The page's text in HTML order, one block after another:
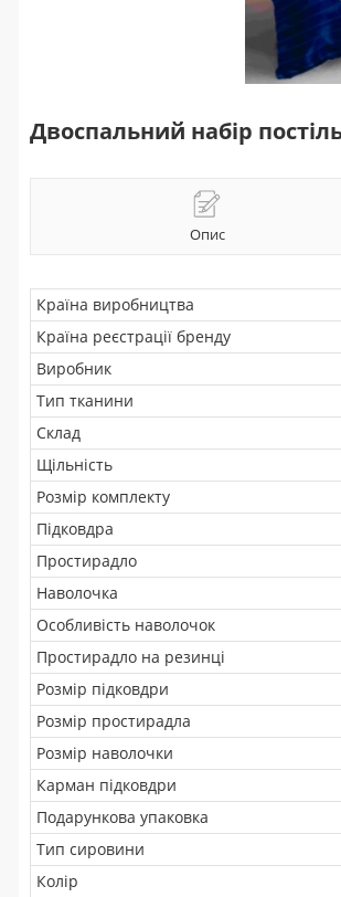
Двоспальний набір
Опис
Країна виробництва
Країна реєстрації бренду
Виробник
Тип тканини
Склад
Щільність
Розмір комплекту
Підковдра
Простирадло
Наволочка
Особливість наволочок
Простирадло на резинці
Розмір підковдри
Розмір простирадла
Розмір наволочки
Карман підковдри
Подарункова упаковка
Тип сировини
Колір